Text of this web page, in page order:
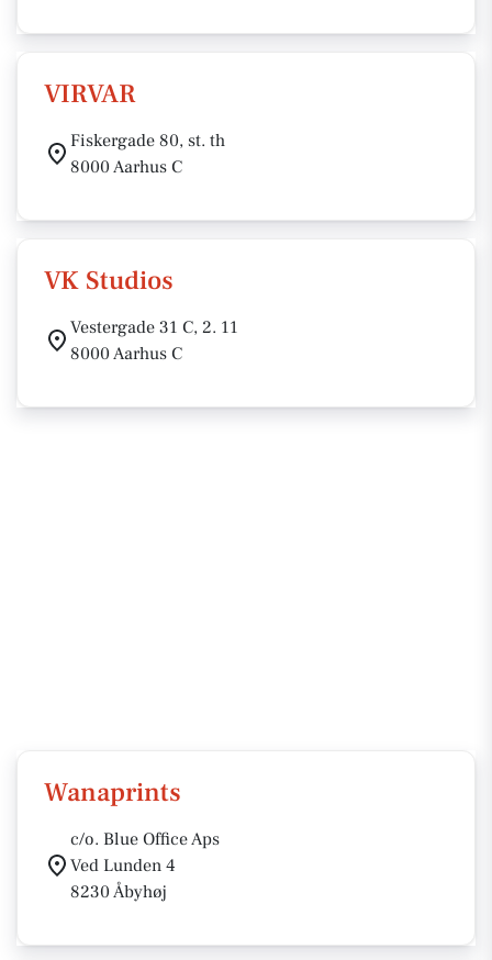
VIRVAR
Fiskergade 80, st. th
8000 Aarhus C
VK Studios
Vestergade 31 C, 2. 11
8000 Aarhus C
Wanaprints
c/o. Blue Office Aps
Ved Lunden 4
8230 Åbyhøj